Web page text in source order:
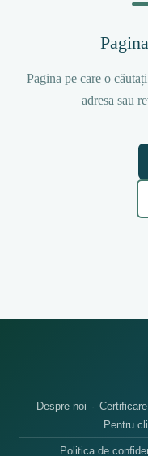
Pagina pe care o
adresa sau
Despre noi Certificare
Pentru
Politica de